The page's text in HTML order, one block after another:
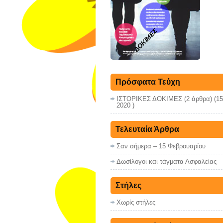
ΔΟΚΙΜΕΣ
Πρόσφατα Τεύχη
ΙΣΤΟΡΙΚΕΣ ΔΟΚΙΜΕΣ (2 άρθρα)
2020 )
Τελευταία Άρθρα
Σαν σήμερα – 15 Φεβρουαρίου
Δωσίλογοι και τάγματα Ασφαλείας
Στήλες
Χωρίς στήλες